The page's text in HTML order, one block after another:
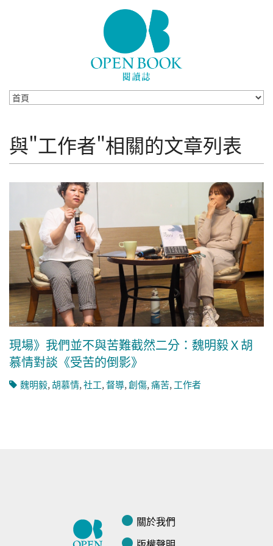
與"工作者"相關的文章列表
現場》我們並不與苦難截然二分：魏明毅Ｘ胡
慕情對談《受苦的倒影》
魏明毅,胡慕情,社工,督導,創傷,痛苦,工作者
關於我們